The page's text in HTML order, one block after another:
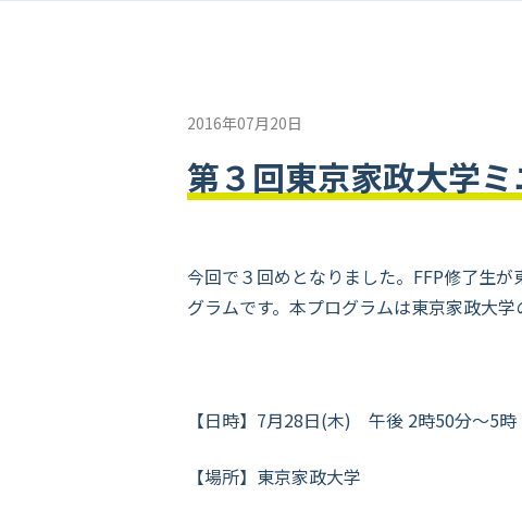
2016年07月20日
第３回東京家政大学
今回で３回めとなりました。FFP修了生
グラムです。本プログラムは東京家政大
【日時】7月28日(木) 午後 2時50分〜5時
【場所】東京家政大学